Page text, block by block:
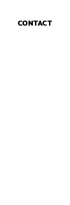
CONTACT